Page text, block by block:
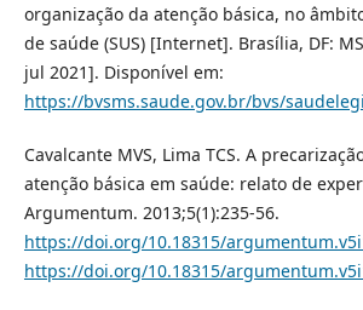
organização da atenção básica, no
de saúde (SUS) [Internet]. Brasília, DF:
jul 2021]. Disponível em:
https://bvsms.saude.gov.br/bvs/
Cavalcante MVS, Lima TCS. A
atenção básica em saúde: relato de
Argumentum. 2013;5(1):235-56.
https://doi.org/10.18315/
https://doi.org/10.18315/